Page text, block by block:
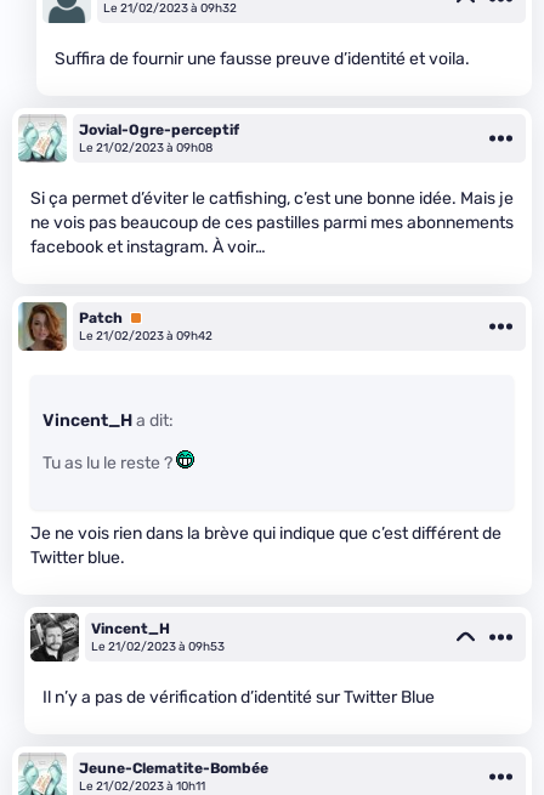
Le 21/02/2023 à 09h32
Suffira de fournir une fausse preuve d’identité et voila.
Jovial-Ogre-perceptif
Le 21/02/2023 à 09h08
Si ça permet d’éviter le catfishing, c’est une bonne idée. Mais je
ne vois pas beaucoup de ces pastilles parmi mes abonnements
facebook et instagram. À voir…
Patch Premium
Le 21/02/2023 à 09h42
Vincent_Ha dit:
Tu as lu le reste ?
Je ne vois rien dans la brève qui indique que c’est différent de
Twitter blue.
Vincent_H
Le 21/02/2023 à 09h53
Il n’y a pas de vérification d’identité sur Twitter Blue
Jeune-Clematite-Bombée
Le 21/02/2023 à 10h11